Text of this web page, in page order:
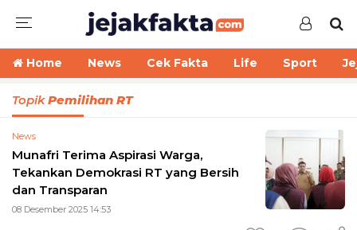
Home News Cek Fakta Life Sport
TopikPemilihan RT
News
Munafri Terima Aspirasi Warga,
Tekankan Demokrasi RT yang Bersih
dan Transparan
08 Desember 2025 14:53